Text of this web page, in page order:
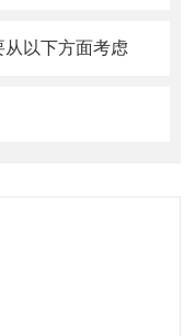
以下方面考虑